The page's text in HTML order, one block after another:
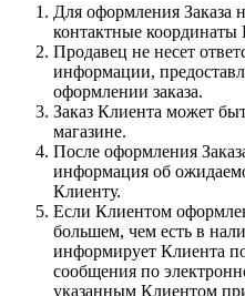
Для оформления Заказа
контактные координаты
Продавец не несет
информации,
оформлении заказа.
Заказ Клиента может
магазине.
После оформления
информация об
Клиенту.
Если Клиентом
большем, чем есть в
информирует Клиента
сообщения по
указанным Клиентом